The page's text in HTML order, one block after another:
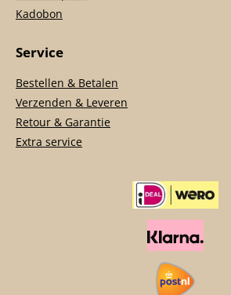
Kadobon
Service
Bestellen & Betalen
Verzenden & Leveren
Retour & Garantie
Extra service